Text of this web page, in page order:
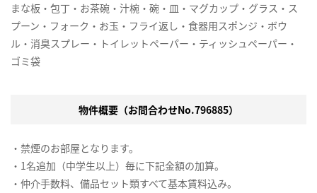
まな板・包丁・お茶碗・汁椀・碗・皿・マグカップ・グラス・ス
プーン・フォーク・お玉・フライ返し・食器用スポンジ・ボウ
ル・消臭スプレー・トイレットペーパー・ティッシュペーパー・
ゴミ袋
物件概要（お問合わせNo.796885）
・禁煙のお部屋となります。
・1名追加（中学生以上）毎に下記金額の加算。
・仲介手数料、備品セット類すべて基本賃料込み。